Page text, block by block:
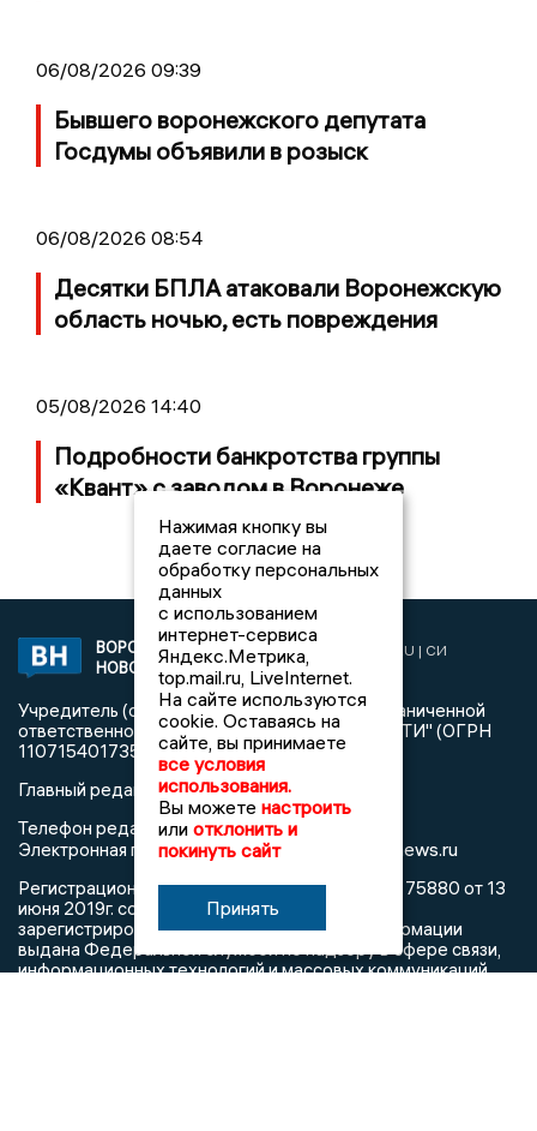
06/08/2026 09:39
Бывшего воронежского депутата
Госдумы объявили в розыск
06/08/2026 08:54
Десятки БПЛА атаковали Воронежскую
область ночью, есть повреждения
05/08/2026 14:40
Подробности банкротства группы
«Квант» с заводом в Воронеже
ВОРОНЕЖСКИЕ
НОВОСТИ
2019 © VORONEZHNEWS.RU | СИ
«Воронежские новости»
Учредитель (соучредители): Общество с ограниченной
ответственностью "РЕГИОНАЛЬНЫЕ НОВОСТИ" (ОГРН
1107154017354)
Главный редактор: Пирогов А.А.
Телефон редакции: +7 (473) 262 77 92
Электронная почта редакции:info@voronezhnews.ru
Регистрационный номер: серия Эл № ФС 77 - 75880 от 13
июня 2019г. согласно выписке из реестра
зарегистрированных средств массовой информации
выдана Федеральной службой по надзору в сфере связи,
информационных технологий и массовых коммуникаций
Нажимая кнопку вы
даете согласие на
обработку персональных
данных
с использованием
интернет-сервиса
Яндекс.Метрика,
top.mail.ru, LiveInternet.
На сайте используются
cookie. Оставаясь на
сайте, вы принимаете
все условия
использования.
Вы можете настроить
или отклонить и
покинуть сайт
Принять